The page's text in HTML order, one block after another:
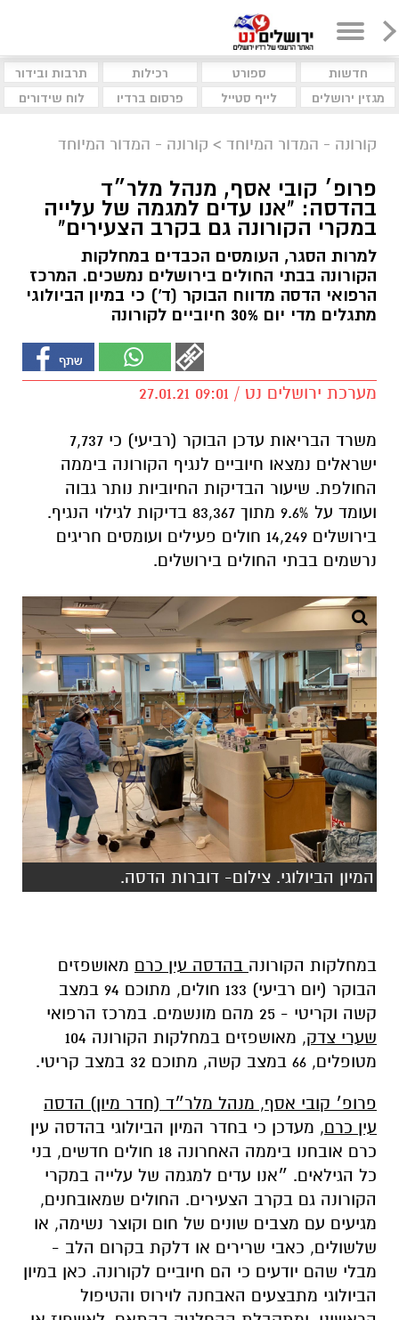
חדשות ספורט רכילות
תרבות ובידור
מגזין ירושלים
לייף סטייל פרסום ברדיו לוח שידורים
קורונה - המדור המיוחד > קורונה - המדור המיוחד
פרופ׳ קובי אסף, מנהל מלר״ד
בהדסה: "אנו עדים למגמה של עלייה
במקרי הקורונה גם בקרב הצעירים"
למרות הסגר, העומסים הכבדים במחלקות
הקורונה בבתי החולים בירושלים נמשכים. המרכז
הרפואי הדסה מדווח הבוקר (ד') כי במיון הביולוגי
מתגלים מדי יום 30% חיוביים לקורונה
מערכת ירושלים נט / 09:01 27.01.21
משרד הבריאות עדכן הבוקר (רביעי) כי 7,737
ישראלים נמצאו חיוביים לנגיף הקורונה ביממה
החולפת. שיעור הבדיקות החיוביות נותר גבוה
ועומד על 9.6% מתוך 83,367 בדיקות לגילוי הנגיף.
בירושלים 14,249 חולים פעילים ועומסים חריגים
נרשמים בבתי החולים בירושלים.
המיון הביולוגי. צילום- דוברות הדסה.
במחלקות הקורונה בהדסה עין כרם מאושפזים
הבוקר (יום רביעי) 133 חולים, מתוכם 94 במצב
קשה וקריטי - 25 מהם מונשמים. במרכז הרפואי
שערי צדק,
מאושפזים במחלקות הקורונה 104
מטופלים, 66 במצב קשה, מתוכם 32 במצב קריטי.
פרופ׳ קובי אסף, מנהל מלר״ד (חדר מיון) הדסה
עין כרם, מעדכן כי בחדר המיון הביולוגי בהדסה עין
כרם אובחנו ביממה האחרונה 18 חולים חדשים, בני
כל הגילאים. ״אנו עדים למגמה של עלייה במקרי
הקורונה גם בקרב הצעירים. החולים שמאובחנים,
מגיעים עם מצבים שונים של חום וקוצר נשימה, או
שלשולים, כאבי שרירים או דלקת בקרום הלב -
מבלי שהם יודעים כי הם חיוביים לקורונה. כאן במיון
הביולוגי מתבצעים האבחנה לוירוס והטיפול